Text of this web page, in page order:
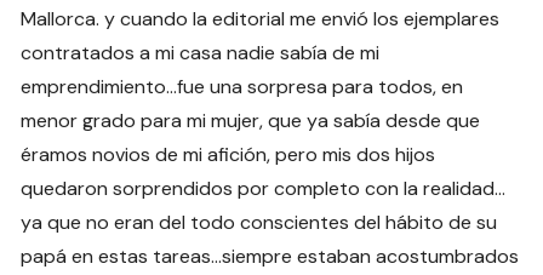
Mallorca. y cuando la editorial me envió los ejemplares
contratados a mi casa nadie sabía de mi
emprendimiento…fue una sorpresa para todos, en
menor grado para mi mujer, que ya sabía desde que
éramos novios de mi afición, pero mis dos hijos
quedaron sorprendidos por completo con la realidad…
ya que no eran del todo conscientes del hábito de su
papá en estas tareas…siempre estaban acostumbrados